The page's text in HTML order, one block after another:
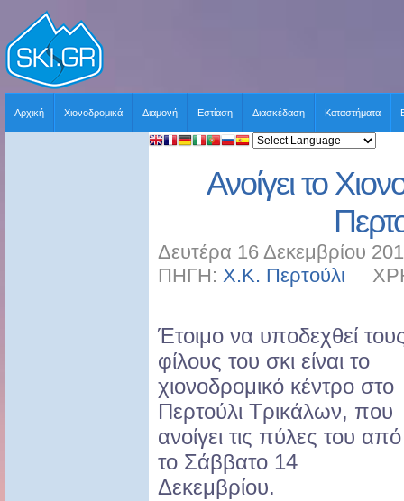
Αρχική Χιονοδρομικά Διαμονή Εστίαση Διασκέδαση Καταστήματα
Ανοίγει το
Δευτέρα 16 Δεκεμβρίου
ΠΗΓΗ: Χ.Κ. Περτούλι
Έτοιμο να υποδεχθεί
φίλους του σκι είναι το
χιονοδρομικό κέντρο στο
Περτούλι Τρικάλων, που
ανοίγει τις πύλες του από
το Σάββατο 14
Δεκεμβρίου.